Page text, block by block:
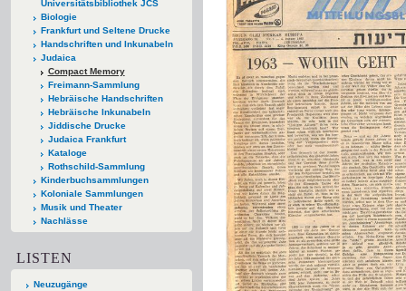
Universitätsbibliothek JCS
Biologie
Frankfurt und Seltene Drucke
Handschriften und Inkunabeln
Judaica
Compact Memory
Freimann-Sammlung
Hebräische Handschriften
Hebräische Inkunabeln
Jiddische Drucke
Judaica Frankfurt
Kataloge
Rothschild-Sammlung
Kinderbuchsammlungen
Koloniale Sammlungen
Musik und Theater
Nachlässe
LISTEN
Neuzugänge